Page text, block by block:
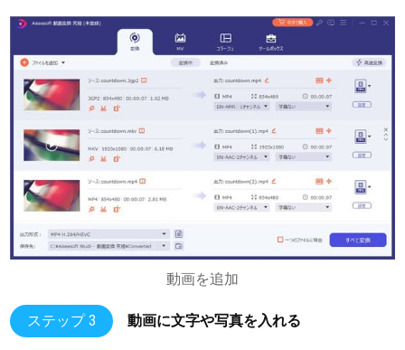
動画を追加
ステップ 3 動画に文字や写真を入れる